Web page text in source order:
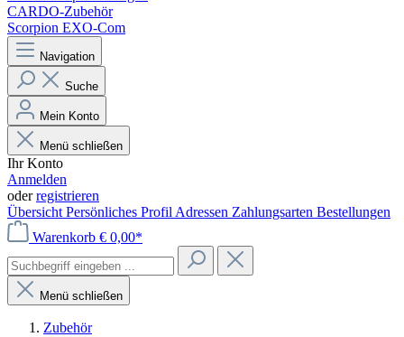
CARDO-Zubehör
Scorpion EXO-Com
Navigation
Suche
Mein Konto
Menü schließen
Ihr Konto
Anmelden
oderregistrieren
Übersicht Persönliches Profil Adressen Zahlungsarten Bestellungen
Warenkorb € 0,00*
Menü schließen
Zubehör